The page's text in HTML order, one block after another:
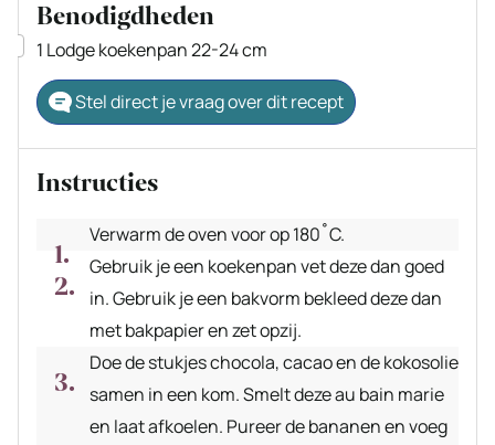
Benodigdheden
▢
1 Lodge koekenpan22-24 cm
Stel direct je vraag over dit recept
Instructies
Verwarm de oven voor op 180˚C.
Gebruik je een koekenpan vet deze dan goed
in. Gebruik je een bakvorm bekleed deze dan
met bakpapier en zet opzij.
Doe de stukjes chocola, cacao en de kokosolie
samen in een kom. Smelt deze au bain marie
en laat afkoelen. Pureer de bananen en voeg